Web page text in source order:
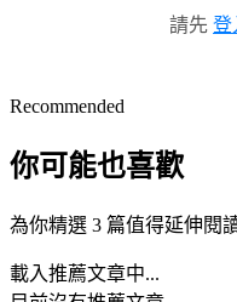
請先 登
Recommended
你可能也喜歡
為你精選 3 篇值得延伸閱
載入推薦文章中...